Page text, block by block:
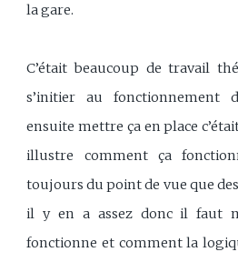
la gare.
C’était beaucoup de travail
s’initier au fonctionnement
ensuite mettre ça en place
illustre comment ça
toujours du point de vue que
il y en a assez donc il faut
fonctionne et comment la